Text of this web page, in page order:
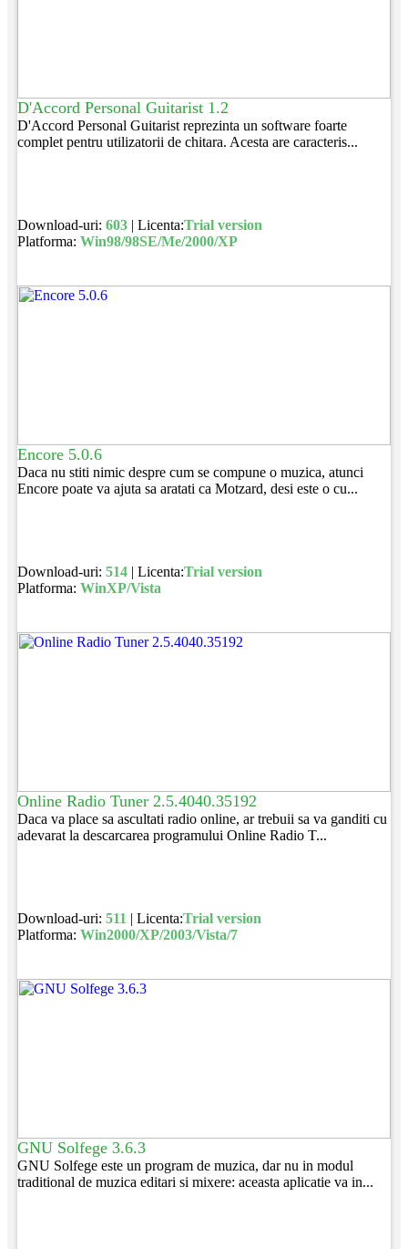
D'Accord Personal Guitarist 1.2
D'Accord Personal Guitarist reprezinta un software foarte
complet pentru utilizatorii de chitara. Acesta are caracteris...
Download-uri: 603| Licenta:Trial version
Platforma: Win98/98SE/Me/2000/XP
Encore 5.0.6
Daca nu stiti nimic despre cum se compune o muzica, atunci
Encore poate va ajuta sa aratati ca Motzard, desi este o cu...
Download-uri: 514| Licenta:Trial version
Platforma: WinXP/Vista
Online Radio Tuner 2.5.4040.35192
Daca va place sa ascultati radio online, ar trebuii sa va ganditi cu
adevarat la descarcarea programului Online Radio T...
Download-uri: 511 | Licenta:Trial version
Platforma: Win2000/XP/2003/Vista/7
GNU Solfege 3.6.3
GNU Solfege este un program de muzica, dar nu in modul
traditional de muzica editari si mixere: aceasta aplicatie va in...